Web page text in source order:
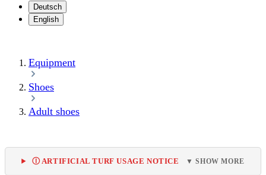
Deutsch
English
Equipment
Shoes
Adult shoes
Ⓘ ARTIFICIAL TURF USAGE NOTICE ▼ SHOW MORE